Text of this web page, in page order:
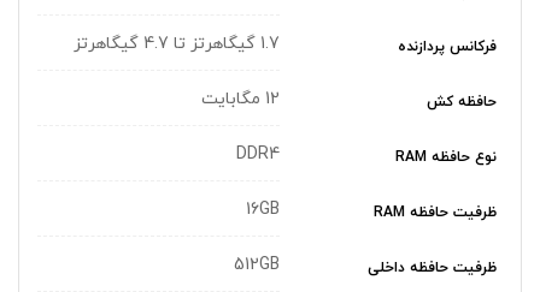
فرکانس پردازنده 1.7 گیگاهرتز تا 4.7 گیگاهرتز
حافظه کش 12 مگابایت
نوع حافظه RAM DDR4
ظرفیت حافظه RAM 16GB
ظرفیت حافظه داخلی 512GB